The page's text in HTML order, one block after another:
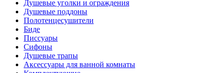
Душевые уголки и ограждения
Душевые поддоны
Полотенцесушители
Биде
Писсуары
Сифоны
Душевые трапы
Аксессуары для ванной комнаты